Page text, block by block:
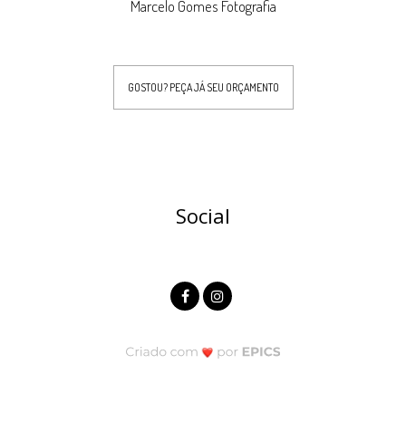
Marcelo Gomes Fotografia
GOSTOU? PEÇA JÁ SEU ORÇAMENTO
Social